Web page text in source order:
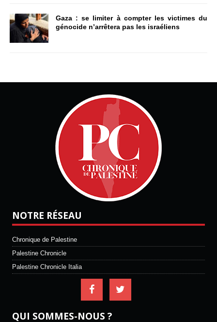
Gaza : se limiter à compter les victimes du
génocide n’arrêtera pas les israéliens
NOTRE RÉSEAU
Chronique de Palestine
Palestine Chronicle
Palestine Chronicle Italia
QUI SOMMES-NOUS ?